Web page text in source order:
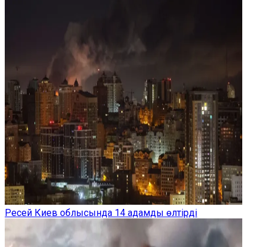
Ресей Киев облысында 14 адамды өлтірді